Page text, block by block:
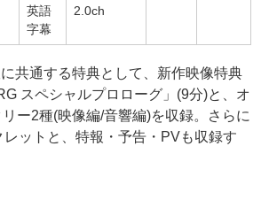
英語
字幕
2.0ch
共通する特典として、新作映像特典
スペシャルプロローグ」(9分)と、オ
ー2種(映像編/音響編)を収録。さらに
ットと、特報・予告・PVも収録す